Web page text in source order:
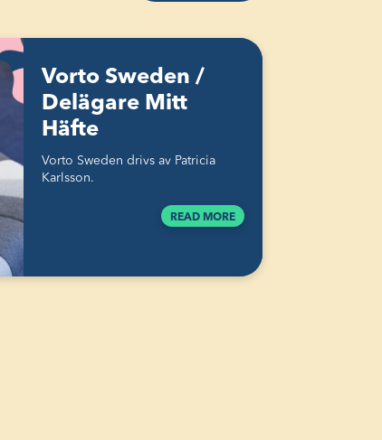
Vorto Sweden /
Delägare Mitt
Häfte
Vorto Sweden drivs av Patricia
Karlsson.
READ MORE